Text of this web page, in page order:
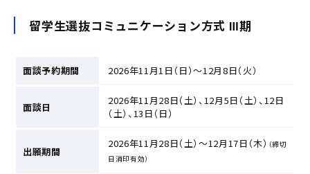
留学生選抜コミュニケーション方式 Ⅲ期
面談予約期間 2026年11月1日（日）～12月8日（火）
面談日
2026年11月28日（土）、12月5日（土）、12日
（土）、13日（日）
出願期間
2026年11月28日（土）～12月17日（木） （締切
日消印有効）